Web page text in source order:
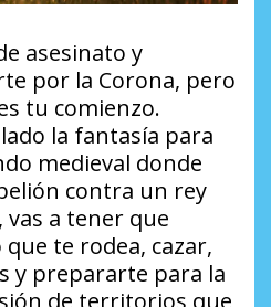
asesinato y
por la Corona, pero
tu comienzo.
la fantasía para
medieval donde
contra un rey
a tener que
te rodea, cazar,
y prepararte para la